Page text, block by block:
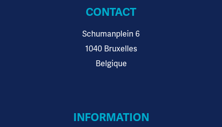
CONTACT
Schumanplein 6
1040 Bruxelles
Belgique
INFORMATION